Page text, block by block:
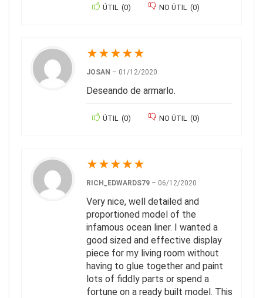
ÚTIL (0) NO ÚTIL (0)
★★★★★
JOSAN – 01/12/2020
Deseando de armarlo.
ÚTIL (0) NO ÚTIL (0)
★★★★★
RICH_EDWARDS79 – 06/12/2020
Very nice, well detailed and
proportioned model of the
infamous ocean liner. I wanted a
good sized and effective display
piece for my living room without
having to glue together and paint
lots of fiddly parts or spend a
fortune on a ready built model. This